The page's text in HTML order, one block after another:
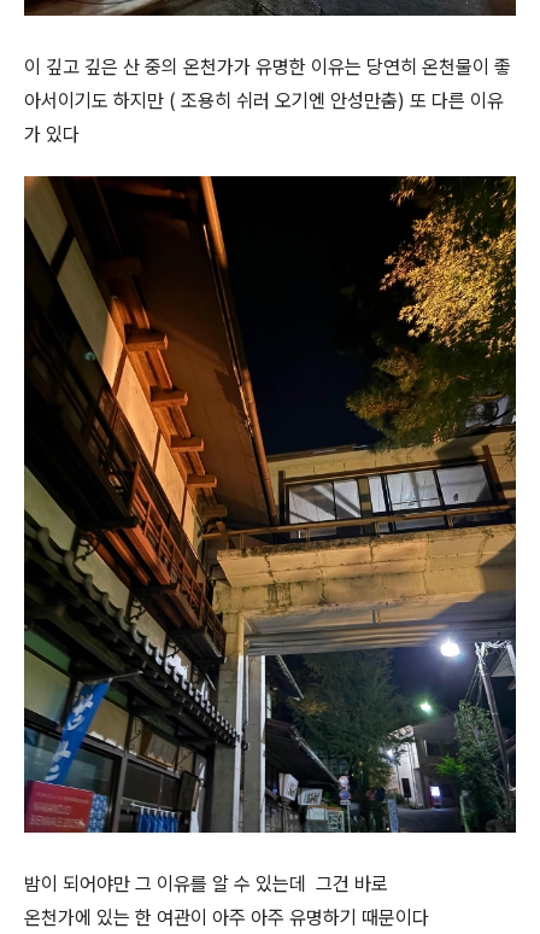
이 깊고 깊은 산 중의 온천가가 유명한 이유는 당연히 온천물이 좋
아서이기도 하지만 ( 조용히 쉬러 오기엔 안성만춤) 또 다른 이유
가 있다
밤이 되어야만 그 이유를 알 수 있는데 그건 바로
온천가에 있는 한 여관이 아주 아주 유명하기 때문이다